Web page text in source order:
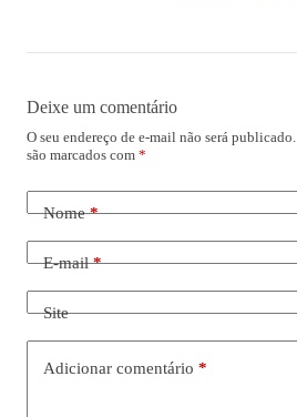
Deixe um comentário
O seu endereço de e-mail não será publicado.
são marcados com *
Nome*
E-mail*
Site
Adicionar comentário *